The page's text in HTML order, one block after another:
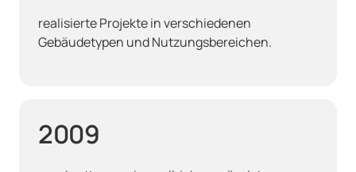
realisierte Projekte in verschiedenen
Gebäudetypen und Nutzungsbereichen.
2009